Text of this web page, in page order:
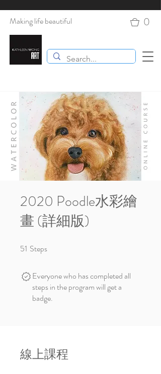
Making life beautiful 0
2020 Poodle水彩繪
畫 (詳細版)
51 Steps
Everyone who has completed all
steps in the program will get a
badge.
線上課程